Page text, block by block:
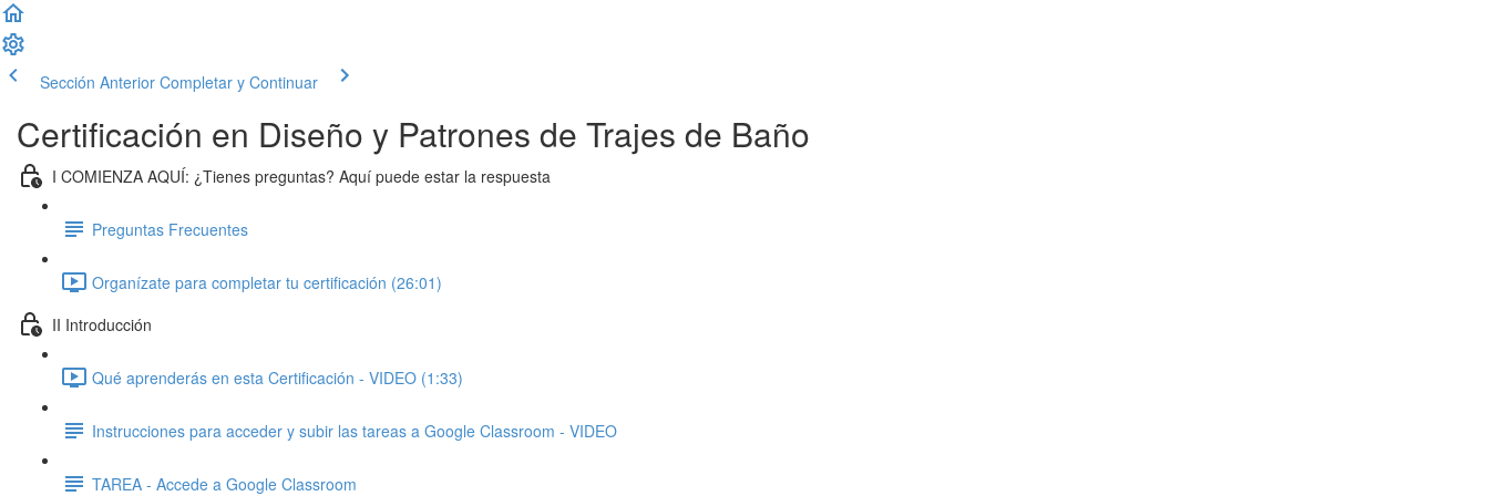
Sección Anterior Completar y Continuar
Certificación en Diseño y Patrones de Trajes de Baño
I COMIENZA AQUÍ: ¿Tienes preguntas? Aquí puede estar la respuesta
Preguntas Frecuentes
Organízate para completar tu certificación (26:01)
II Introducción
Qué aprenderás en esta Certificación - VIDEO (1:33)
Instrucciones para acceder y subir las tareas a Google Classroom - VIDEO
TAREA - Accede a Google Classroom